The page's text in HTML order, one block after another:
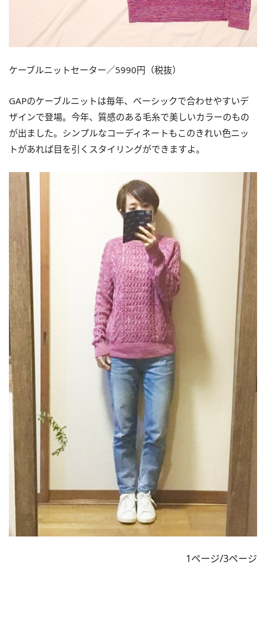
ケーブルニットセーター／5990円（税抜）
GAPのケーブルニットは毎年、ベーシックで合わせやすいデ
ザインで登場。今年、質感のある毛糸で美しいカラーのもの
が出ました。シンプルなコーディネートもこのきれい色ニッ
トがあれば目を引くスタイリングができますよ。
1ページ/3ページ